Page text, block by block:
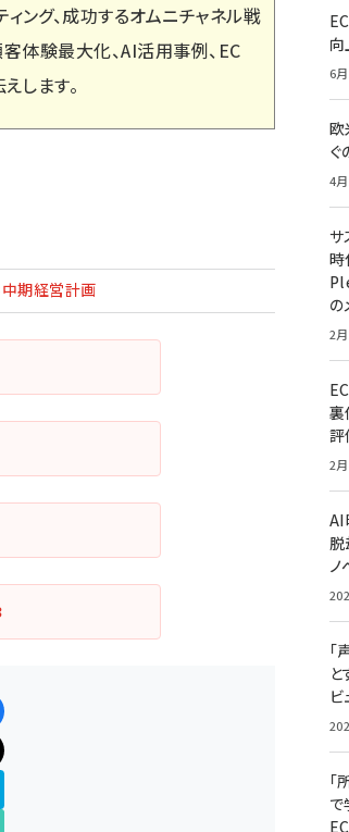
ング、成功するオムニチャネル戦
客体験最大化、AI活用事例、EC
します。
期経営計画
向
6
欧
4
サ
時
の
2
裏
評
2
AI
脱
ノ
ビ
で